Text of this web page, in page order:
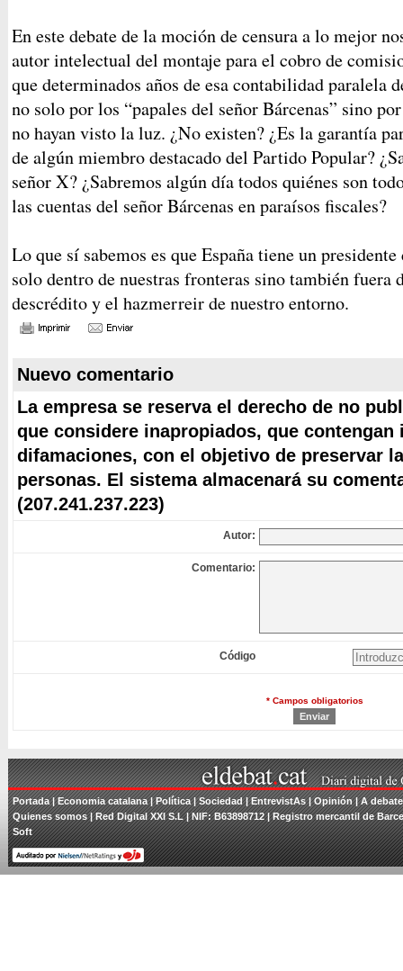
En este debate de la moción de censura a lo mejor
autor intelectual del montaje para el cobro de
que determinados años de esa contabilidad paralela
no solo por los “papales del señor Bárcenas” sino
no hayan visto la luz. ¿No existen? ¿Es la garantía
de algún miembro destacado del Partido Popular?
señor X? ¿Sabremos algún día todos quiénes son
las cuentas del señor Bárcenas en paraísos fiscales?
Lo que sí sabemos es que España tiene un
solo dentro de nuestras fronteras sino también fuera
descrédito y el hazmerreir de nuestro entorno.
Nuevo comentario
La empresa se reserva el derecho de no
que considere inapropiados, que
difamaciones, con el objetivo de preservar
personas. El sistema almacenará su
(207.241.237.223)
Autor:
Comentario:
Código
* Campos obligatorios
Portada| Economia catalana |Política|Sociedad|EntrevistAs|Opinión|A debate
Quienes somos| Red Digital XXI S.L | NIF: B63898712 | Registro mercantil de
Soft